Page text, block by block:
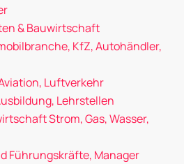
& Bauwirtschaft
KfZ, Autohändler,
Luftverkehr
Lehrstellen
Strom, Gas, Wasser,
Führungskräfte, Manager